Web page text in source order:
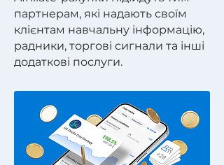
партнерам, які надають своїм
клієнтам навчальну інформацію,
радники, торгові сигнали та інші
додаткові послуги.